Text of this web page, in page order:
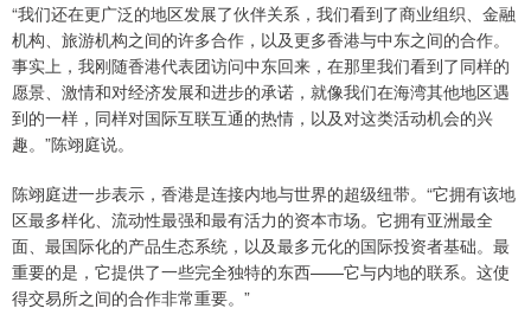
“我们还在更广泛的地区发展了伙伴关系，我们看到了商业组织、金融
机构、旅游机构之间的许多合作，以及更多香港与中东之间的合作。
事实上，我刚随香港代表团访问中东回来，在那里我们看到了同样的
愿景、激情和对经济发展和进步的承诺，就像我们在海湾其他地区遇
到的一样，同样对国际互联互通的热情，以及对这类活动机会的兴
趣。”陈翊庭说。
陈翊庭进一步表示，香港是连接内地与世界的超级纽带。“它拥有该地
区最多样化、流动性最强和最有活力的资本市场。它拥有亚洲最全
面、最国际化的产品生态系统，以及最多元化的国际投资者基础。最
重要的是，它提供了一些完全独特的东西——它与内地的联系。这使
得交易所之间的合作非常重要。”